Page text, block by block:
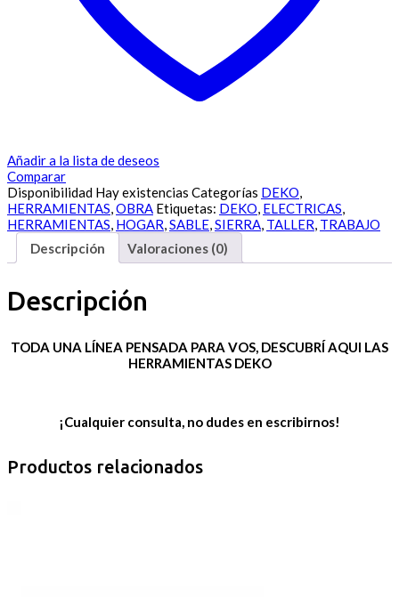
Añadir a la lista de deseos
Comparar
Disponibilidad Hay existencias Categorías DEKO,
HERRAMIENTAS,OBRA Etiquetas: DEKO, ELECTRICAS,
HERRAMIENTAS, HOGAR,SABLE,SIERRA, TALLER, TRABAJO
Descripción
Valoraciones (0)
Descripción
TODA UNA LÍNEA PENSADA PARA VOS, DESCUBRÍ AQUI LAS
HERRAMIENTAS DEKO
¡Cualquier consulta, no dudes en escribirnos!
Productos relacionados